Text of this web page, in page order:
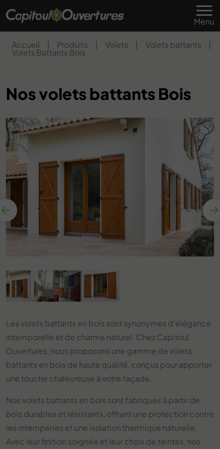
Menu
Accueil | Produits | Volets | Volets battants |
Volets Battants Bois
Nos volets battants Bois
Les volets battants en bois sont synonymes d’élégance
intemporelle et de charme naturel. Chez Capitoul
Ouvertures, nous proposons une gamme de volets
battants en bois de haute qualité, conçus pour apporter
une touche chaleureuse à votre façade.
Nos volets battants en bois sont fabriqués à partir de
bois durables et résistants, offrant une protection contre
les intempéries et une isolation thermique naturelle.
Avec leur finition soignée et leur choix de teintes, nos